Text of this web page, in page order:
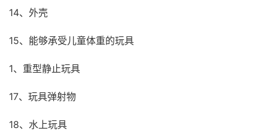
14、外壳
15、能够承受儿童体重的玩具
1、重型静止玩具
17、玩具弹射物
18、水上玩具